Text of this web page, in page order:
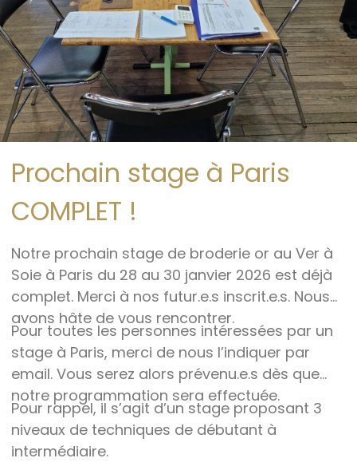
Prochain stage à Paris
COMPLET !
Notre prochain stage de broderie or au Ver à
Soie à Paris du 28 au 30 janvier 2026 est déjà
complet. Merci à nos futur.e.s inscrit.e.s. Nous
avons hâte de vous rencontrer.
Pour toutes les personnes intéressées par un
stage à Paris, merci de nous l’indiquer par
email. Vous serez alors prévenu.e.s dès que
notre programmation sera effectuée.
Pour rappel, il s’agit d’un stage proposant 3
niveaux de techniques de débutant à
intermédiaire.